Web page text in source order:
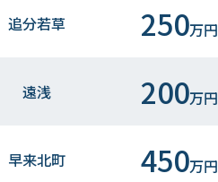
追分若草 250万円
遠浅 200万円
早来北町 450万円